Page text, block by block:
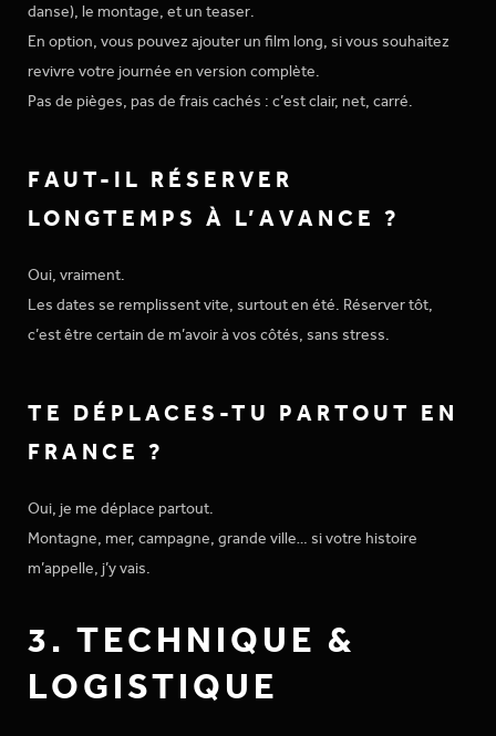
danse), le montage, et un teaser.
En option, vous pouvez ajouter un film long, si vous souhaitez
revivre votre journée en version complète.
Pas de pièges, pas de frais cachés : c’est clair, net, carré.
FAUT-IL RÉSERVER
LONGTEMPS À L’AVANCE ?
Oui, vraiment.
Les dates se remplissent vite, surtout en été. Réserver tôt,
c’est être certain de m’avoir à vos côtés, sans stress.
TE DÉPLACES-TU PARTOUT EN
FRANCE ?
Oui, je me déplace partout.
Montagne, mer, campagne, grande ville… si votre histoire
m’appelle, j’y vais.
3. TECHNIQUE &
LOGISTIQUE